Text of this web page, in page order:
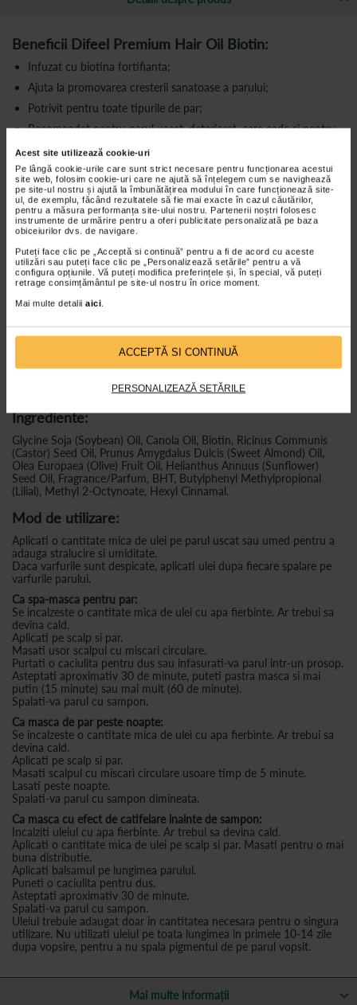
Acest site utilizează cookie-uri
Pe lângă cookie-urile care sunt strict necesare pentru funcționarea acestui
site web, folosim cookie-uri care ne ajută să înțelegem cum se navighează
pe site-ul nostru și ajută la îmbunătățirea modului în care funcționează site-
ul, de exemplu, făcând rezultatele să fie mai exacte în cazul căutărilor,
pentru a măsura performanța site-ului nostru. Partenerii noștri folosesc
instrumente de urmărire pentru a oferi publicitate personalizată pe baza
obiceiurilor dvs. de navigare.
Puteți face clic pe „Acceptă si continuă” pentru a fi de acord cu aceste
utilizări sau puteți face clic pe „Personalizează setările” pentru a vă
configura opțiunile. Vă puteți modifica preferințele și, în special, vă puteți
retrage consimțământul pe site-ul nostru în orice moment.
Mai multe detalii aici.
ACCEPTĂ SI CONTINUĂ
PERSONALIZEAZĂ SETĂRILE
Beneficii Difeel Premium Hair Oil Biotin:
Infuzat cu biotina fortifianta;
Ajuta la promovarea cresterii sanatoase a parului;
Potrivit pentru toate tipurile de par;
Recomandat pentru parul uscat, deteriorat, care cade si pentru
Biotinastimuleaza intens foliculii de par, opreste caderea parului si
ajuta la stimularea productiei de colagen propriu al parului. Iar
colagenul, la randul sau, este responsabil pentru tineretea celulelor,
cresterea si stralucirea firelor de par. Biotina ajuta la prevenirea
despicarii varfurilor parului si confera stralucire pigmentului parului,
are efect preventiv impotriva parului gri. Biotina ajuta, de asemenea,
la protejarea scalpului de matreata si excesul de sebum.
Uleiul de maslineprevine matreata, reface intens parul, stimuleaza
cresterea si opreste caderea parului, hraneste si hidrateaza parul
uscat si poros.
Uleiul de soiahraneste si hidrateaza, restabileste parul tern, adauga
Uleiul de ricincatifeleaza, hraneste scalpul si elimina descuamarea,
este un remediu eficient pentru matreata si caderea parului.
hidrateaza, previne varfurile despicate si opreste
caderea parului.
Ingrediente:
Glycine Soja (Soybean) Oil, Canola Oil, Biotin, Ricinus Communis
(Castor) Seed Oil, Prunus Amygdalus Dulcis (Sweet Almond) Oil,
Olea Europaea (Olive) Fruit Oil, Helianthus Annuus (Sunflower)
Seed Oil, Fragrance/Parfum, BHT, Butylphenyl Methylpropional
(Lilial), Methyl 2-Octynoate, Hexyl Cinnamal.
Mod de utilizare:
Aplicati o cantitate mica de ulei pe parul uscat sau umed pentru a
adauga stralucire si umiditate.
Daca varfurile sunt despicate, aplicati ulei dupa fiecare spalare pe
varfurile parului.
Ca spa-masca pentru par:
Se incalzeste o cantitate mica de ulei cu apa fierbinte. Ar trebui sa
devina cald.
Aplicati pe scalp si par.
Masati usor scalpul cu miscari circulare.
Purtati o caciulita pentru dus sau infasurati-va parul intr-un prosop.
Asteptati aproximativ 30 de minute, puteti pastra masca si mai
putin (15 minute) sau mai mult (60 de minute).
Spalati-va parul cu sampon.
Ca masca de par peste noapte:
Se incalzeste o cantitate mica de ulei cu apa fierbinte. Ar trebui sa
devina cald.
Aplicati pe scalp si par.
Masati scalpul cu miscari circulare usoare timp de 5 minute.
Lasati peste noapte.
Spalati-va parul cu sampon dimineata.
Ca masca cu efect de catifelare inainte de sampon:
Incalziti uleiul cu apa fierbinte. Ar trebui sa devina cald.
Aplicati o cantitate mica de ulei pe scalp si par. Masati pentru o mai
buna distributie.
Aplicati balsamul pe lungimea parului.
Puneti o caciulita pentru dus.
Asteptati aproximativ 30 de minute.
Spalati-va parul cu sampon.
Uleiul trebuie adaugat doar in cantitatea necesara pentru o singura
utilizare. Nu utilizati uleiul pe toata lungimea in primele 10-14 zile
dupa vopsire, pentru a nu spala pigmentul de pe parul vopsit.
Mai multe informații